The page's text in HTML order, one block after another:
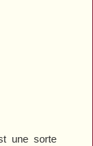
une sorte